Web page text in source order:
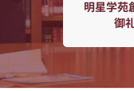
明星学苑
御